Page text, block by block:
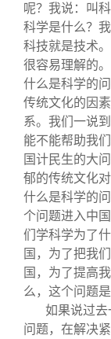
呢？我说：叫
科学是什么？
科技就是技术
很容易理解的
什么是科学的
传统文化的因
系。我们一说
能不能帮助我
国计民生的大
郁的传统文化
什么是科学的
个问题进入中
们学科学为了
国，为了把我
国，为了提高
么，这个问题是
如果说过
问题，在解决